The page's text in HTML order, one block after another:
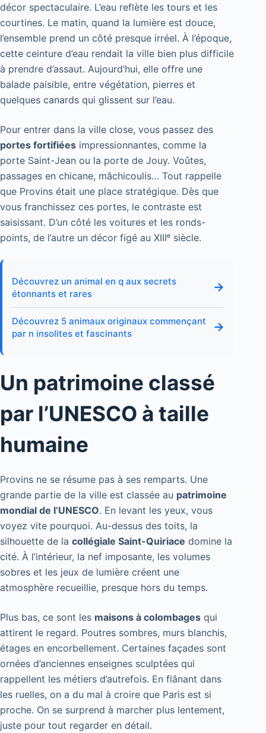
décor spectaculaire. L’eau reflète les tours et les
courtines. Le matin, quand la lumière est douce,
l’ensemble prend un côté presque irréel. À l’époque,
cette ceinture d’eau rendait la ville bien plus difficile
à prendre d’assaut. Aujourd’hui, elle offre une
balade paisible, entre végétation, pierres et
quelques canards qui glissent sur l’eau.
Pour entrer dans la ville close, vous passez des
portes fortifiées impressionnantes, comme la
porte Saint-Jean ou la porte de Jouy. Voûtes,
passages en chicane, mâchicoulis… Tout rappelle
que Provins était une place stratégique. Dès que
vous franchissez ces portes, le contraste est
saisissant. D’un côté les voitures et les ronds-
points, de l’autre un décor figé au XIIIᵉ siècle.
Découvrez un animal en q aux secrets
étonnants et rares
→
Découvrez 5 animaux originaux commençant
par n insolites et fascinants
→
Un patrimoine classé
par l’UNESCO à taille
humaine
Provins ne se résume pas à ses remparts. Une
grande partie de la ville est classée au patrimoine
mondial de l’UNESCO. En levant les yeux, vous
voyez vite pourquoi. Au-dessus des toits, la
silhouette de la collégiale Saint-Quiriace domine la
cité. À l’intérieur, la nef imposante, les volumes
sobres et les jeux de lumière créent une
atmosphère recueillie, presque hors du temps.
Plus bas, ce sont les maisons à colombages qui
attirent le regard. Poutres sombres, murs blanchis,
étages en encorbellement. Certaines façades sont
ornées d’anciennes enseignes sculptées qui
rappellent les métiers d’autrefois. En flânant dans
les ruelles, on a du mal à croire que Paris est si
proche. On se surprend à marcher plus lentement,
juste pour tout regarder en détail.